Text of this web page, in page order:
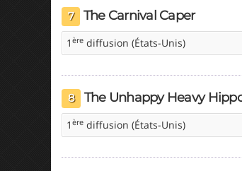
7 The Carnival Caper
1 ère diffusion (États-Unis)
8 The Unhappy Heavy
1 ère diffusion (États-Unis)